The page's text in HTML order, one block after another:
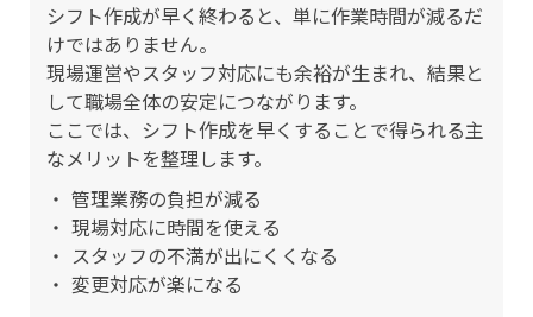
シフト作成が早く終わると、単に作業時間が減るだ
けではありません。
現場運営やスタッフ対応にも余裕が生まれ、結果と
して職場全体の安定につながります。
ここでは、シフト作成を早くすることで得られる主
なメリットを整理します。
管理業務の負担が減る
現場対応に時間を使える
スタッフの不満が出にくくなる
変更対応が楽になる